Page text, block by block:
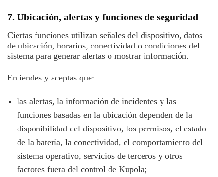
7. Ubicación, alertas y funciones de seguridad
Ciertas funciones utilizan señales del dispositivo, datos
de ubicación, horarios, conectividad o condiciones del
sistema para generar alertas o mostrar información.
Entiendes y aceptas que:
las alertas, la información de incidentes y las
funciones basadas en la ubicación dependen de la
disponibilidad del dispositivo, los permisos, el estado
de la batería, la conectividad, el comportamiento del
sistema operativo, servicios de terceros y otros
factores fuera del control de Kupola;